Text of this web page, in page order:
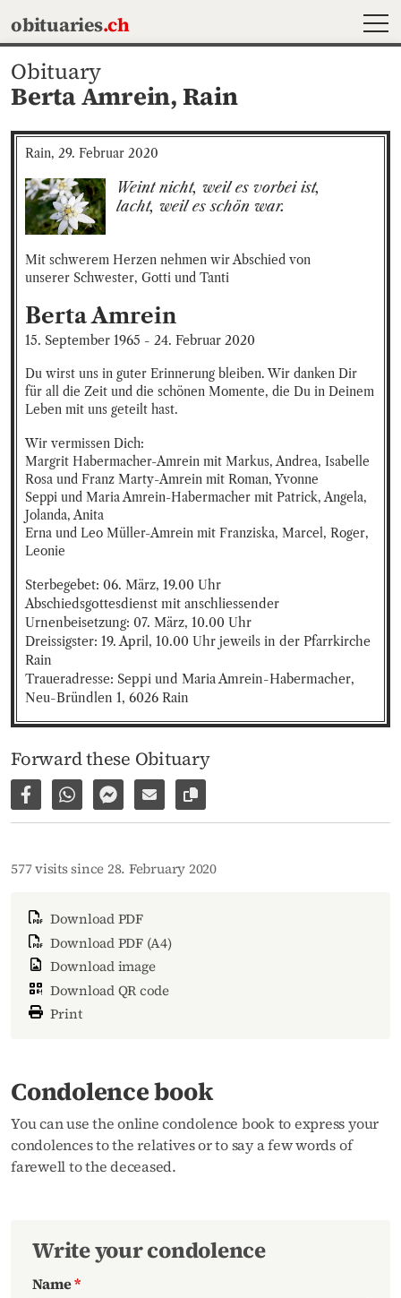
obituaries.ch
Obituary
Berta Amrein,Rain
Rain, 29. Februar 2020
Weint nicht, weil es vorbei ist,
lacht, weil es schön war.
Mit schwerem Herzen nehmen wir Abschied von
unserer Schwester, Gotti und Tanti
BertaAmrein
15. September 1965 - 24. Februar 2020
Du wirst uns in guter Erinnerung bleiben. Wir danken Dir
für all die Zeit und die schönen Momente, die Du in Deinem
Leben mit uns geteilt hast.
Wir vermissen Dich:
Margrit Habermacher-Amrein mit Markus, Andrea, Isabelle
Rosa und Franz Marty-Amrein mit Roman, Yvonne
Seppi und Maria Amrein-Habermacher mit Patrick, Angela,
Jolanda, Anita
Erna und Leo Müller-Amrein mit Franziska, Marcel, Roger,
Leonie
Sterbegebet: 06. März, 19.00 Uhr
Abschiedsgottesdienst mit anschliessender
Urnenbeisetzung: 07. März, 10.00 Uhr
Dreissigster: 19. April, 10.00 Uhr jeweils in der Pfarrkirche
Rain
Traueradresse: Seppi und Maria Amrein-Habermacher,
Neu-Bründlen 1, 6026 Rain
Forward these Obituary
Share on Facebook
Share via WhatsApp
Share via Facebook Messenger
Share via E-Mail
Copy link to page
577 visits since 28. February 2020
Download PDF
Download PDF (A4)
Download image
Download QR code
Print
Condolence book
You can use the online condolence book to express your
condolences to the relatives or to say a few words of
farewell to the deceased.
Write your condolence
Name*